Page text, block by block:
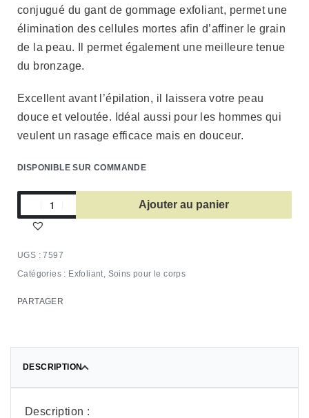
conjugué du gant de gommage exfoliant, permet une
élimination des cellules mortes afin d’affiner le grain
de la peau. Il permet également une meilleure tenue
du bronzage.
Excellent avant l’épilation, il laissera votre peau
douce et veloutée. Idéal aussi pour les hommes qui
veulent un rasage efficace mais en douceur.
DISPONIBLE SUR COMMANDE
Ajouter au panier
7597
Catégories : Exfoliant, Soins pour le corps
PARTAGER
DESCRIPTION
Description :